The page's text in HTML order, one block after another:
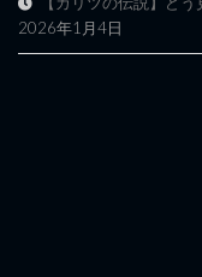
2026年1月4日